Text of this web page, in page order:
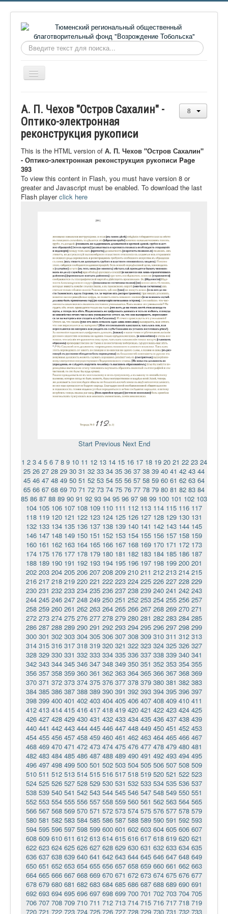
Искать...
Включить/
выключить
О фонде
Онлайн библиотека
Видеоматериалы
Контакты
Сайт проекта Достоевский
Ермаковополе.рф
А. П. Чехов "Остров Сахалин" -
Оптико-электронная
реконструкция рукописи
This is the HTML version of А. П. Чехов "Остров Сахалин"
- Оптико-электронная реконструкция рукописи Page
393
To view this content in Flash, you must have version 8 or
greater and Javascript must be enabled. To download the last
Flash playerclick here
Start Previous Next End
1 2 3 4 5 6 7 8 9 10 11 12 13 14 15 16 17 18 19 20 21 22 23 24
25 26 27 28 29 30 31 32 33 34 35 36 37 38 39 40 41 42 43 44
45 46 47 48 49 50 51 52 53 54 55 56 57 58 59 60 61 62 63 64
65 66 67 68 69 70 71 72 73 74 75 76 77 78 79 80 81 82 83 84
85 86 87 88 89 90 91 92 93 94 95 96 97 98 99 100 101 102 103
104 105 106 107 108 109 110 111 112 113 114 115 116 117
118 119 120 121 122 123 124 125 126 127 128 129 130 131
132 133 134 135 136 137 138 139 140 141 142 143 144 145
146 147 148 149 150 151 152 153 154 155 156 157 158 159
160 161 162 163 164 165 166 167 168 169 170 171 172 173
174 175 176 177 178 179 180 181 182 183 184 185 186 187
188 189 190 191 192 193 194 195 196 197 198 199 200 201
202 203 204 205 206 207 208 209 210 211 212 213 214 215
216 217 218 219 220 221 222 223 224 225 226 227 228 229
230 231 232 233 234 235 236 237 238 239 240 241 242 243
244 245 246 247 248 249 250 251 252 253 254 255 256 257
258 259 260 261 262 263 264 265 266 267 268 269 270 271
272 273 274 275 276 277 278 279 280 281 282 283 284 285
286 287 288 289 290 291 292 293 294 295 296 297 298 299
300 301 302 303 304 305 306 307 308 309 310 311 312 313
314 315 316 317 318 319 320 321 322 323 324 325 326 327
328 329 330 331 332 333 334 335 336 337 338 339 340 341
342 343 344 345 346 347 348 349 350 351 352 353 354 355
356 357 358 359 360 361 362 363 364 365 366 367 368 369
370 371 372 373 374 375 376 377 378 379 380 381 382 383
384 385 386 387 388 389 390 391 392 393 394 395 396 397
398 399 400 401 402 403 404 405 406 407 408 409 410 411
412 413 414 415 416 417 418 419 420 421 422 423 424 425
426 427 428 429 430 431 432 433 434 435 436 437 438 439
440 441 442 443 444 445 446 447 448 449 450 451 452 453
454 455 456 457 458 459 460 461 462 463 464 465 466 467
468 469 470 471 472 473 474 475 476 477 478 479 480 481
482 483 484 485 486 487 488 489 490 491 492 493 494 495
496 497 498 499 500 501 502 503 504 505 506 507 508 509
510 511 512 513 514 515 516 517 518 519 520 521 522 523
524 525 526 527 528 529 530 531 532 533 534 535 536 537
538 539 540 541 542 543 544 545 546 547 548 549 550 551
552 553 554 555 556 557 558 559 560 561 562 563 564 565
566 567 568 569 570 571 572 573 574 575 576 577 578 579
580 581 582 583 584 585 586 587 588 589 590 591 592 593
594 595 596 597 598 599 600 601 602 603 604 605 606 607
608 609 610 611 612 613 614 615 616 617 618 619 620 621
622 623 624 625 626 627 628 629 630 631 632 633 634 635
636 637 638 639 640 641 642 643 644 645 646 647 648 649
650 651 652 653 654 655 656 657 658 659 660 661 662 663
664 665 666 667 668 669 670 671 672 673 674 675 676 677
678 679 680 681 682 683 684 685 686 687 688 689 690 691
692 693 694 695 696 697 698 699 700 701 702 703 704 705
706 707 708 709 710 711 712 713 714 715 716 717 718 719
720 721 722 723 724 725 726 727 728 729 730 731 732 733